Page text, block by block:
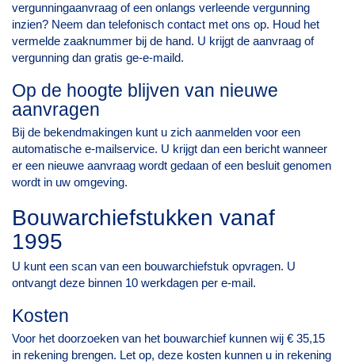
vergunningaanvraag of een onlangs verleende vergunning
inzien? Neem dan telefonisch contact met ons op. Houd het
vermelde zaaknummer bij de hand. U krijgt de aanvraag of
vergunning dan gratis ge-e-maild.
Op de hoogte blijven van nieuwe
aanvragen
Bij de bekendmakingen kunt u zich aanmelden voor een
automatische e-mailservice. U krijgt dan een bericht wanneer
er een nieuwe aanvraag wordt gedaan of een besluit genomen
wordt in uw omgeving.
Bouwarchiefstukken vanaf
1995
U kunt een scan van een bouwarchiefstuk opvragen. U
ontvangt deze binnen 10 werkdagen per e-mail.
Kosten
Voor het doorzoeken van het bouwarchief kunnen wij € 35,15
in rekening brengen. Let op, deze kosten kunnen u in rekening